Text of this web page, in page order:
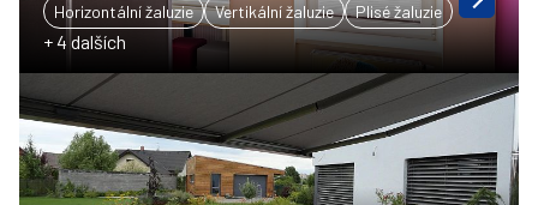
Horizontální žaluzie Vertikální žaluzie Plisé žaluzie
+ 4 dalších